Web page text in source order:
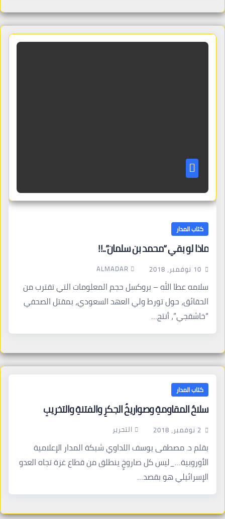
كتاب المدار
ماذا لو بقي “محمد بن سلمان”..!!
10 نوفمبر، 2018 ALMADAR
سلامه عطا الله – بروكسل حجم المعلومات التي تقترب من
الحقائق، حول تورط ولي العهد السعودي، بمقتل الصحفي
“خاشقجي”، أنتج…
كتاب المدار
سلاحُ المقاومةِ وصواريخُ الجكرِ والفتنةِ والتخريبِ
2 نوفمبر، 2018 التحرير
بقلم د. مصطفى يوسف اللداوي شبكة المدار الإعلامية
الأوروبية…_ليس كل صاروخٍ ينطلق من قطاع غزة تجاه العدو
الإسرائيلي هو بقصد…